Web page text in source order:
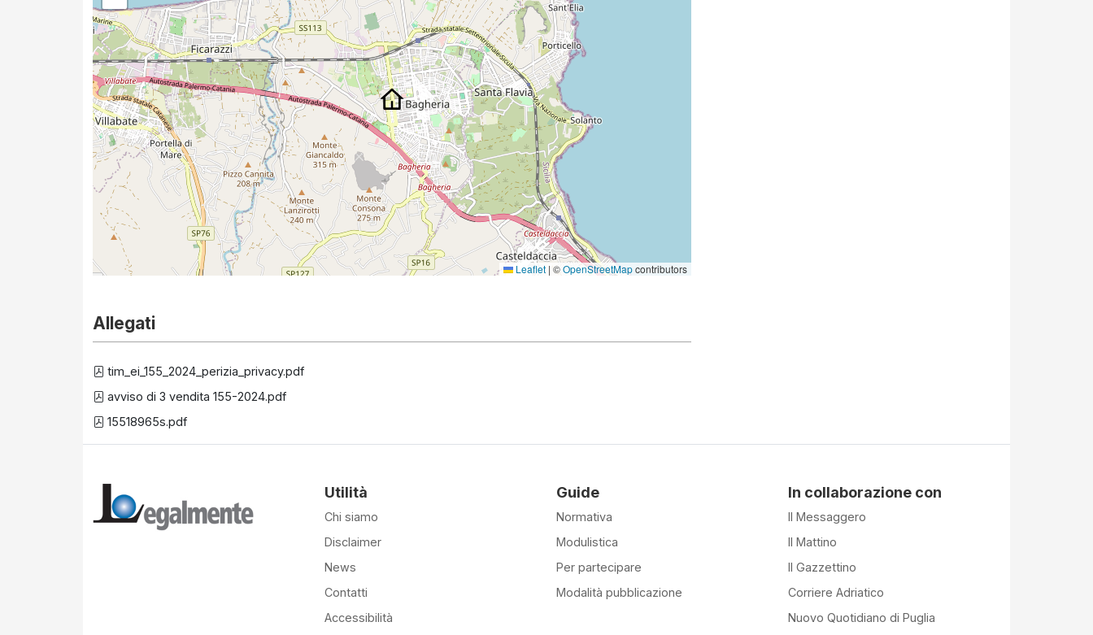
Leaflet | ©OpenStreetMapcontributors
Allegati
tim_ei_155_2024_perizia_privacy.pdf
avviso di 3 vendita 155-2024.pdf
15518965s.pdf
Utilità
Chi siamo
Disclaimer
News
Contatti
Accessibilità
Guide
Normativa
Modulistica
Per partecipare
Modalità pubblicazione
In collaborazione con
Il Messaggero
Il Mattino
Il Gazzettino
Corriere Adriatico
Nuovo Quotidiano di Puglia